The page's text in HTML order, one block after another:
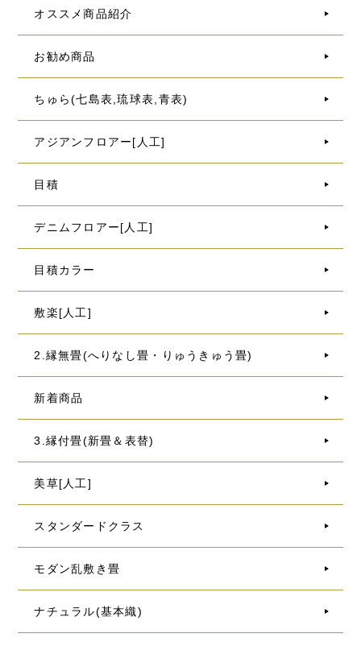
オススメ商品紹介
お勧め商品
ちゅら(七島表,琉球表,青表)
アジアンフロアー[人工]
目積
デニムフロアー[人工]
目積カラー
敷楽[人工]
2.縁無畳(へりなし畳・りゅうきゅう畳)
新着商品
3.縁付畳(新畳＆表替)
美草[人工]
スタンダードクラス
モダン乱敷き畳
ナチュラル(基本織)